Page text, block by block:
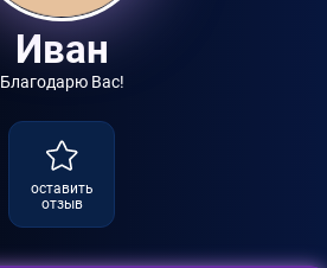
Иван
Благодарю Вас!
оставить
отзыв